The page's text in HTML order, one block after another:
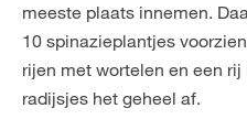
meeste plaats innemen.
10 spinazieplantjes
rijen met wortelen en een
radijsjes het geheel af.